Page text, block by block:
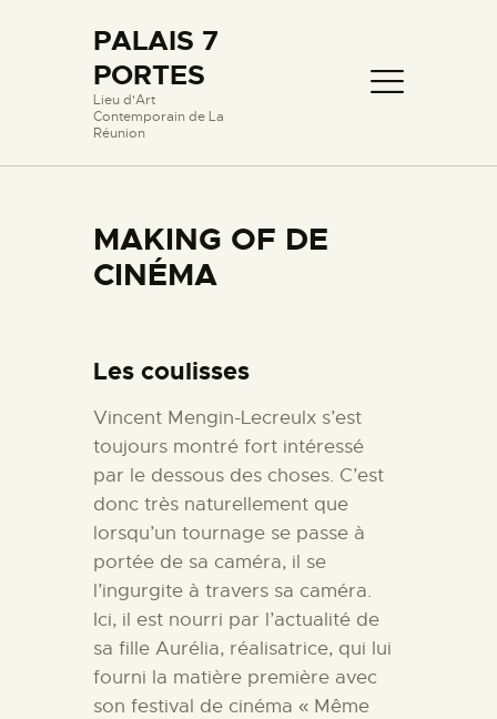
PALAIS 7
PORTES
Lieu d'Art
Contemporain de La
Réunion
PALAIS 7 PORTES
Lieu d'Art Contemporain de La Réunion
LIEUX ET OEUVRES
PASSERELLE AVEC
HISTORIQUE
CONTACT
MAKING OF DE
CINÉMA
Les coulisses
Vincent Mengin-Lecreulx s’est
toujours montré fort intéressé
par le dessous des choses. C’est
donc très naturellement que
lorsqu’un tournage se passe à
portée de sa caméra, il se
l’ingurgite à travers sa caméra.
Ici, il est nourri par l’actualité de
sa fille Aurélia, réalisatrice, qui lui
fourni la matière première avec
son festival de cinéma « Même